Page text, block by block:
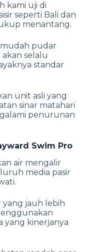
kami uji di
seperti Bali dan
menantang.
pudar
selalu
standar
unit asli yang
sinar matahari
penurunan
Swim Pro
air mengalir
media pasir
yang jauh lebih
yang kinerjanya